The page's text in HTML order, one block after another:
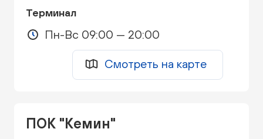
Терминал
Пн-Вс 09:00 — 20:00
Смотреть на карте
ПОК "Кемин"